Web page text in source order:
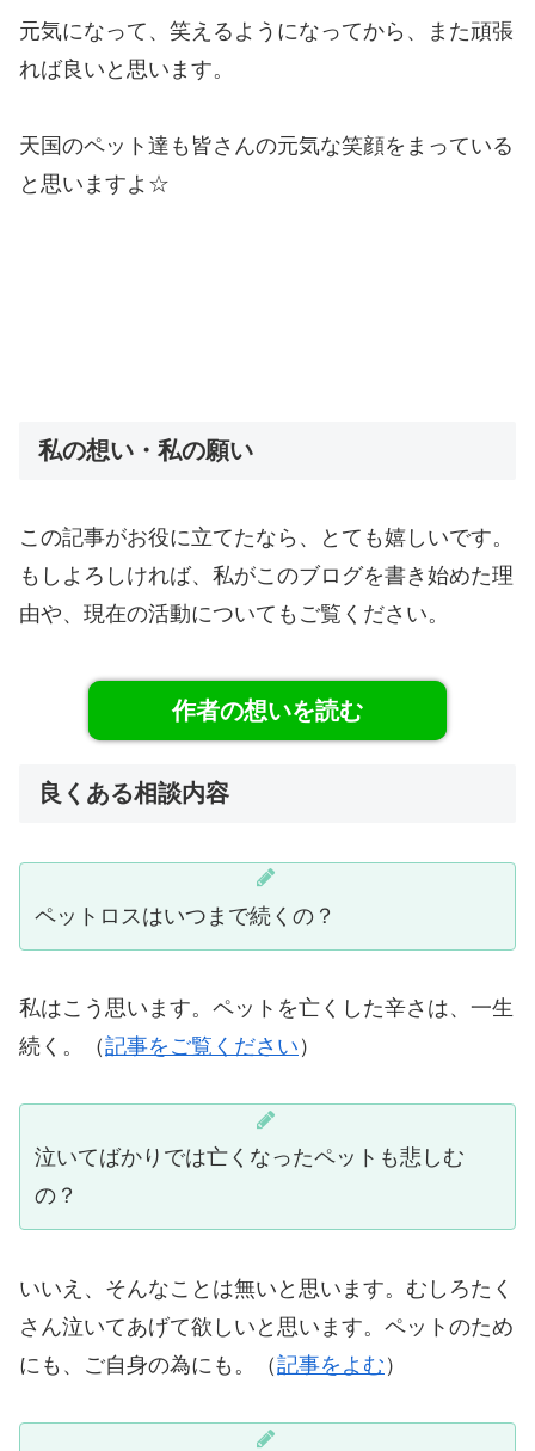
元気になって、笑えるようになってから、また頑張
れば良いと思います。
天国のペット達も皆さんの元気な笑顔をまっている
と思いますよ☆
私の想い・私の願い
この記事がお役に立てたなら、とても嬉しいです。
もしよろしければ、私がこのブログを書き始めた理
由や、現在の活動についてもご覧ください。
作者の想いを読む
良くある相談内容
ペットロスはいつまで続くの？
私はこう思います。ペットを亡くした辛さは、一生
続く。（記事をご覧ください ）
泣いてばかりでは亡くなったペットも悲しむ
の？
いいえ、そんなことは無いと思います。むしろたく
さん泣いてあげて欲しいと思います。ペットのため
にも、ご自身の為にも。（記事をよむ ）